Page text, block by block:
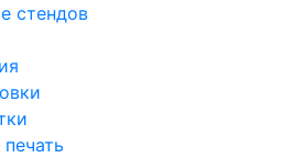
стендов